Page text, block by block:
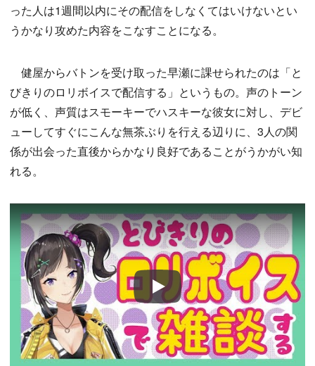
った人は1週間以内にその配信をしなくてはいけないとい
うかなり攻めた内容をこなすことになる。
健屋からバトンを受け取った早瀬に課せられたのは「と
びきりのロリボイスで配信する」というもの。声のトーン
が低く、声質はスモーキーでハスキーな彼女に対し、デビ
ューしてすぐにこんな無茶ぶりを行える辺りに、3人の関
係が出会った直後からかなり良好であることがうかがい知
れる。
Play